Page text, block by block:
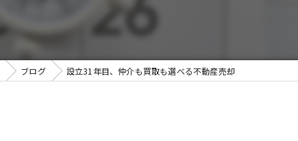
ブログ 設立31年目、仲介も買取も選べる不動産売却